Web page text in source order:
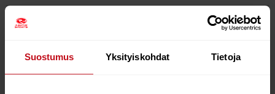
Suostumus Yksityiskohdat Tietoja
– 2 pieces Torx key
– 2 pieces M6 Sleeves 19mm